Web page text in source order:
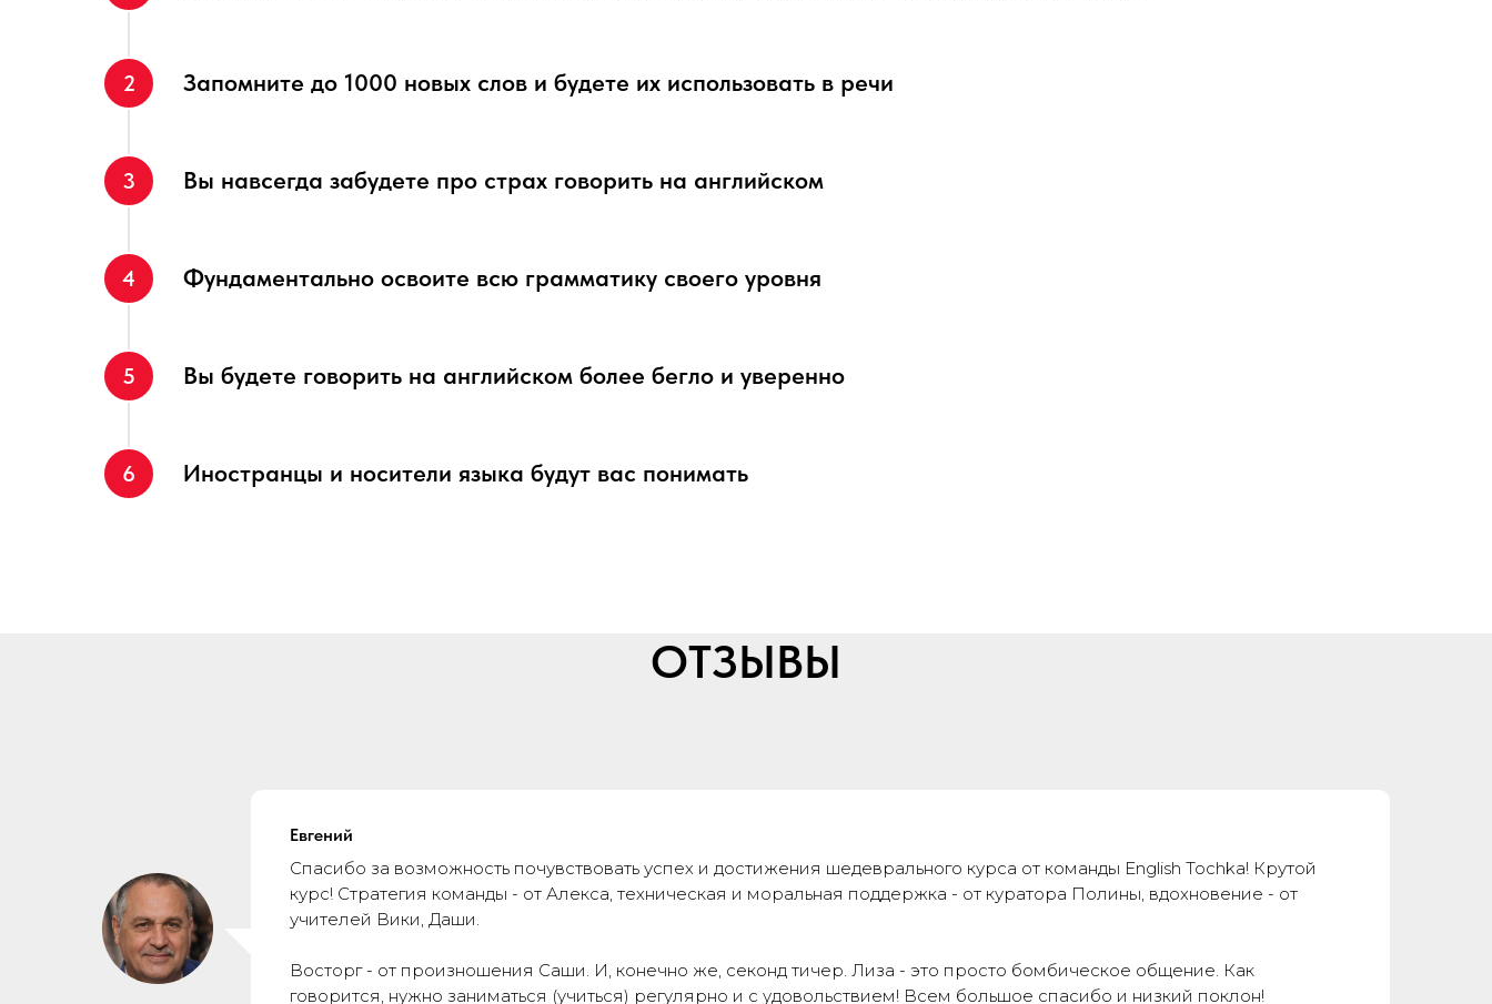
2 Запомните до 1000 новых слов и будете их использовать в речи
3 Вы навсегда забудете про страх говорить на английском
4 Фундаментально освоите всю грамматику своего уровня
5 Вы будете говорить на английском более бегло и уверенно
6 Иностранцы и носители языка будут вас понимать
ОТЗЫВЫ
Евгений
Спасибо за возможность почувствовать успех и достижения шедеврального курса от команды English Tochka! Крутой
курс! Стратегия команды - от Алекса, техническая и моральная поддержка - от куратора Полины, вдохновение - от
учителей Вики, Даши.
Восторг - от произношения Саши. И, конечно же, секонд тичер. Лиза - это просто бомбическое общение. Как
говорится, нужно заниматься (учиться) регулярно и с удовольствием! Всем большое спасибо и низкий поклон!